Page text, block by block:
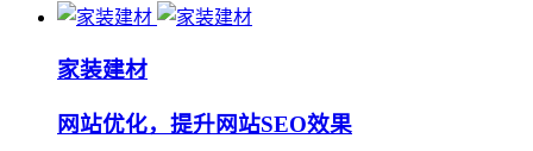
家装建材
网站优化，提升网站SEO效果